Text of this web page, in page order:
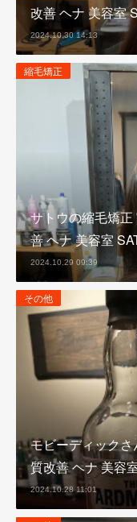
改善 ヘナ 美容室
2024.10.30 14:13
縮毛矯正
サトウの縮毛矯
善 ヘナ 美容室
2024.10.29 09:39
その他
モビーディック
質改善 ヘナ 美容
2024.10.28 11:01